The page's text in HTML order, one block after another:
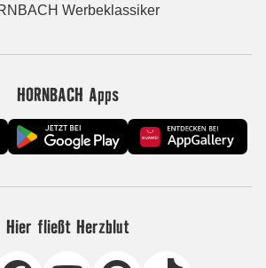
Werbeklassiker
HORNBACH Apps
Hier fließt Herzblut